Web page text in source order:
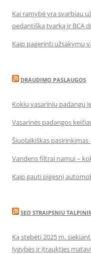
Kai ramybė yra svarbiau
pedantišką tvarką ir BCA
Kaip pagerinti užsakymų
DRAUDIMO PASLAUGOS
Kokių vasarinių padangų
Vasarinės padangos
Šiuolaikiškas
Vandens filtrai namui –
Kaip gauti pigesnį
SEO STRAIPSNIU
Ką stebėti 2025 m.
lygybės ir įtraukties